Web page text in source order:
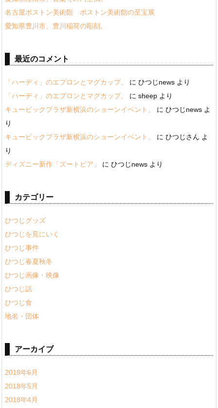
名古屋ボストン美術館 ボストン美術館の至宝展
愛知県豊川市、豊川稲荷の彫刻。
最近のコメント
「ハーディ」のエプロンとマグカップ。 に ひつじnews より
「ハーディ」のエプロンとマグカップ。
に sheep より
キュービックプラザ新横浜のショーンイベント。
に ひつじnews よ
り
キュービックプラザ新横浜のショーンイベント。
に ひつじさん よ
り
ディズニー新作「ズートピア」
に ひつじnews より
カテゴリー
ひつじグッズ
ひつじを見にいく
ひつじ事件
ひつじ春夏秋冬
ひつじ画像・映像
ひつじ話
ひつじ食
地名・団体
アーカイブ
2018年6月
2018年5月
2018年4月